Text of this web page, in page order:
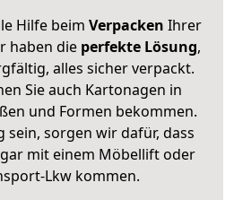
Hilfe beim Verpacken Ihrer
haben die perfekte Lösung,
alles sicher verpackt.
Sie auch Kartonagen in
und Formen bekommen.
sein, sorgen wir dafür, dass
mit einem Möbellift oder
Lkw kommen.